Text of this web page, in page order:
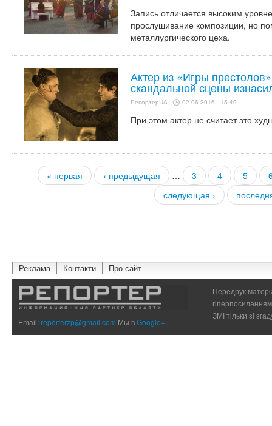
Запись отличается высоким
прослушивание композиции, но
металлургического цеха.
Актер из «Игры
скандальной сцены
РепортерUA 02.06.2016 - 15:49
При этом актер не считает это
Страницы
« первая ‹ предыдущая … 3 4 5
следующая ›
Реклама Контакти Про сайт
Email:reporterzp@gmail.com Мы вGoogle+
Передрук
ЗМІ тільки зі